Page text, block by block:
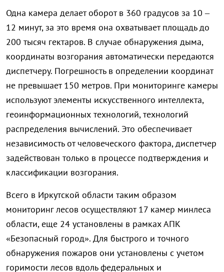
Одна камера делает оборот в 360 градусов за 10 –
12 минут, за это время она охватывает площадь до
200 тысяч гектаров. В случае обнаружения дыма,
координаты возгорания автоматически передаются
диспетчеру. Погрешность в определении координат
не превышает 150 метров. При мониторинге камеры
используют элементы искусственного интеллекта,
геоинформационных технологий, технологий
распределения вычислений. Это обеспечивает
независимость от человеческого фактора, диспетчер
задействован только в процессе подтверждения и
классификации возгорания.
Всего в Иркутской области таким образом
мониторинг лесов осуществляют 17 камер минлеса
области, еще 24 установлены в рамках АПК
«Безопасный город». Для быстрого и точного
обнаружения пожаров они установлены с учетом
горимости лесов вдоль федеральных и